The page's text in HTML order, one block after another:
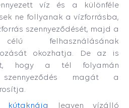
víz és a különféle
ne follyanak a vízforrásba,
szennyeződését, majd a
felhasználásának
okozhatja. De az is
hogy a tél folyamán
magát a
kútaknája
legyen vízálló